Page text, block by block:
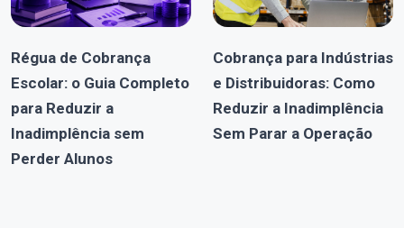
Régua de Cobrança
Escolar: o Guia Completo
para Reduzir a
Inadimplência sem
Perder Alunos
Cobrança para Indústrias
e Distribuidoras: Como
Reduzir a Inadimplência
Sem Parar a Operação